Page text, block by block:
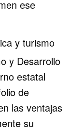
ese
y turismo
y Desarrollo
estatal
de
las ventajas
su